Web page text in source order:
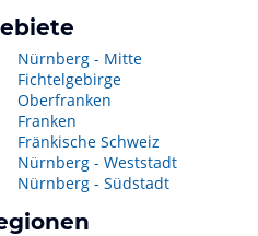
Nürnberg - Mitte
Fichtelgebirge
Oberfranken
Franken
Fränkische Schweiz
Nürnberg - Weststadt
Nürnberg - Südstadt